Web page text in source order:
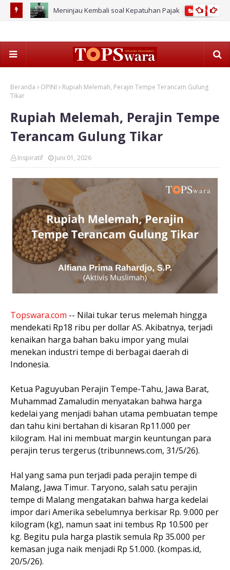
Meninjau Kembali soal Kepatuhan Pajak 2026
Beranda OPINI
Rupiah Melemah, Perajin Tempe Terancam Gulung
Tikar
Rupiah Melemah, Perajin Tempe
Terancam Gulung Tikar
Inspiratif Juni 01, 2026
Topswara.com -- Nilai tukar terus melemah hingga
mendekati Rp18 ribu per dollar AS. Akibatnya, terjadi
kenaikan harga bahan baku impor yang mulai
menekan industri tempe di berbagai daerah di
Indonesia.
Ketua Paguyuban Perajin Tempe-Tahu, Jawa Barat,
Muhammad Zamaludin menyatakan bahwa harga
kedelai yang menjadi bahan utama pembuatan tempe
dan tahu kini bertahan di kisaran Rp11.000 per
kilogram. Hal ini membuat margin keuntungan para
perajin terus tergerus (tribunnews.com, 31/5/26).
Hal yang sama pun terjadi pada perajin tempe di
Malang, Jawa Timur. Taryono, salah satu perajin
tempe di Malang mengatakan bahwa harga kedelai
impor dari Amerika sebelumnya berkisar Rp. 9.000 per
kilogram (kg), namun saat ini tembus Rp 10.500 per
kg. Begitu pula harga plastik semula Rp 35.000 per
kemasan juga naik menjadi Rp 51.000. (kompas.id,
20/5/26).